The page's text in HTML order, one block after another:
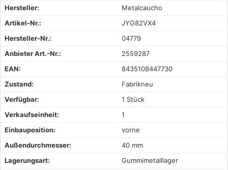
Hersteller:
Metalcaucho
Artikel-Nr.:
JYG82VX4
Hersteller-Nr.:
04779
Anbieter Art.-Nr.:
2559287
EAN:
8435108447730
Zustand:
Fabrikneu
Verfügbar:
1 Stück
Verkaufseinheit:
1
Einbauposition:
vorne
Außendurchmesser:
40 mm
Lagerungsart:
Gummimetalllager